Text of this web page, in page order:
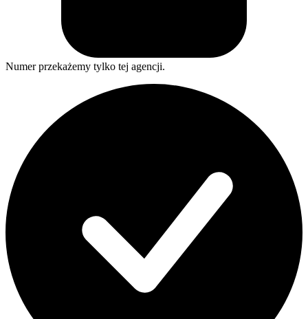
Numer przekażemy tylko tej agencji.